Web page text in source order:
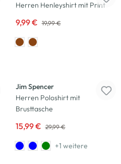
Herren Henleyshirt mit Print
9,99 € 19,99 €
Jim Spencer
Herren Poloshirt mit
Brusttasche
15,99 € 29,99 €
+1 weitere